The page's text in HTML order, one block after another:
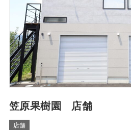
笠原果樹園 店舗
店舗